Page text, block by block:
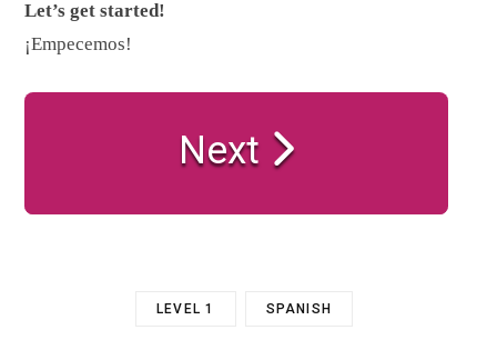
Let’s get started!
¡Empecemos!
Next
LEVEL 1 SPANISH